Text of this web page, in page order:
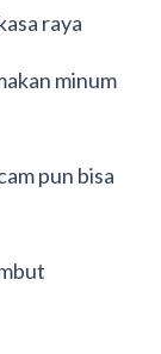
raya
minum
pun bisa